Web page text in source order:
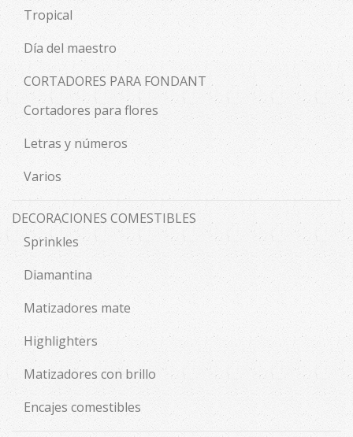
Tropical
Día del maestro
CORTADORES PARA FONDANT
Cortadores para flores
Letras y números
Varios
DECORACIONES COMESTIBLES
Sprinkles
Diamantina
Matizadores mate
Highlighters
Matizadores con brillo
Encajes comestibles